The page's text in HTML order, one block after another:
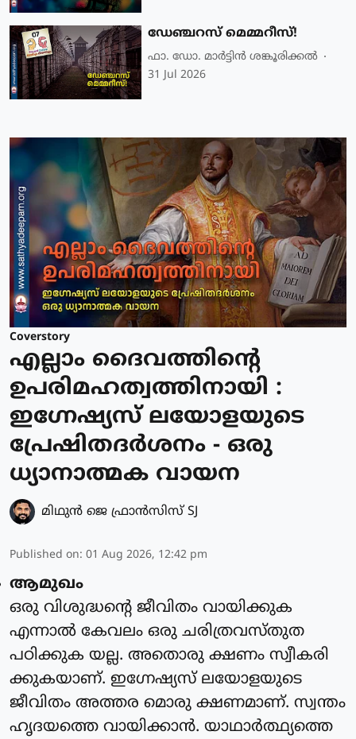
ഡേഞ്ചറസ് മെമ്മറീസ്!
ഫാ. ഡോ. മാര്‍ട്ടിന്‍ ശങ്കൂരിക്കല്‍
31 Jul 2026
Coverstory
എല്ലാം ദൈവത്തിന്റെ
ഉപരിമഹത്വത്തിനായി :
ഇഗ്നേഷ്യസ് ലയോളയുടെ
പ്രേഷിതദർശനം - ഒരു
ധ്യാനാത്മക വായന
മിഥുന്‍ ജെ ഫ്രാന്‍സിസ് SJ
Published on: 01 Aug 2026, 12:42 pm
ആമുഖം
ഒരു വിശുദ്ധന്റെ ജീവിതം വായിക്കുക
എന്നാൽ കേവലം ഒരു ചരിത്രവസ്തുത
പഠിക്കുക യല്ല. അതൊരു ക്ഷണം സ്വീകരി
ക്കുകയാണ്. ഇഗ്നേഷ്യസ് ലയോളയുടെ
ജീവിതം അത്തര മൊരു ക്ഷണമാണ്. സ്വന്തം
ഹൃദയത്തെ വായിക്കാൻ. യാഥാർത്ഥ്യത്തെ